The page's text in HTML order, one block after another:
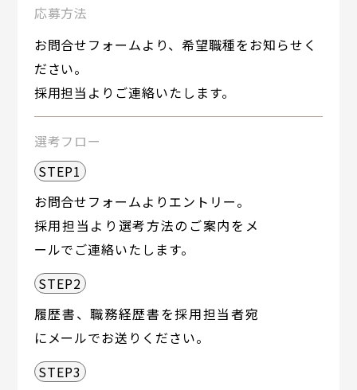
応募方法
お問合せフォームより、希望職種をお知らせく
ださい。
採用担当よりご連絡いたします。
選考フロー
STEP1
お問合せフォームよりエントリー。
採用担当より選考方法のご案内をメ
ールでご連絡いたします。
STEP2
履歴書、職務経歴書を採用担当者宛
にメールでお送りください。
STEP3